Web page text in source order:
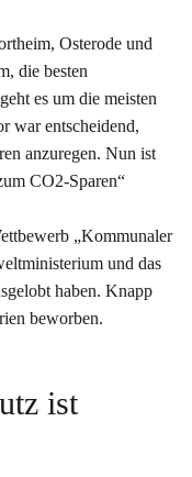
Osterode und
die besten
es um die meisten
war entscheidend,
anzuregen. Nun ist
CO2-Sparen“
„Kommunaler
und das
haben. Knapp
beworben.
ist